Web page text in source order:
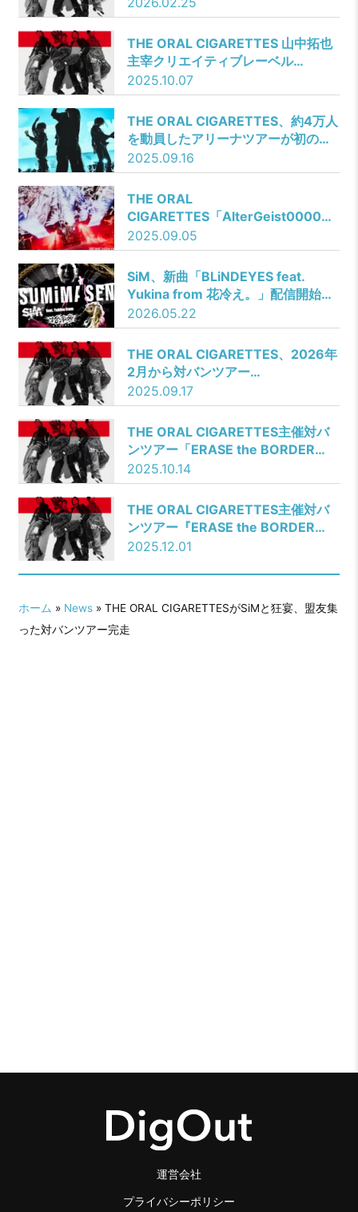
THE ORAL CIGARETTES 山中拓也
主宰クリエイティブレーベル
「DREAMLAND」が来年2月にオー
ルナイトイベントを開催！
2025.10.07
THE ORAL CIGARETTES、約4万人
を動員したアリーナツアーが初の映
像化！ LIVE Blu-rayが12月24日に
発売決定!!
2025.09.16
THE ORAL
CIGARETTES「AlterGeist0000
ARENA TOUR 2025」THE MOVIE
上映決定！
2025.09.05
SiM、新曲「BLiNDEYES feat.
Yukina from 花冷え。」配信開始と
同時にミュージックビデオ公開！3
年ぶりとなる超待望のオリジナルア
ルバム『HOOMAN AFTER ALL』9
月2日リリース決定！
2026.05.22
THE ORAL CIGARETTES、2026年
2月から対バンツアー
「ERASE the BORDER TOUR
2026」開催を発表！
2025.09.17
THE ORAL CIGARETTES主催対バ
ンツアー「ERASE the BORDER
TOUR 2026」出演者を解禁！
2025.10.14
THE ORAL CIGARETTES主催対バ
ンツアー『ERASE the BORDER
TOUR 2026』全出演者を解禁！
2025.12.01
ホーム » News» THE ORAL CIGARETTESがSiMと狂宴、盟友集
った対バンツアー完走
運営会社
プライバシーポリシー